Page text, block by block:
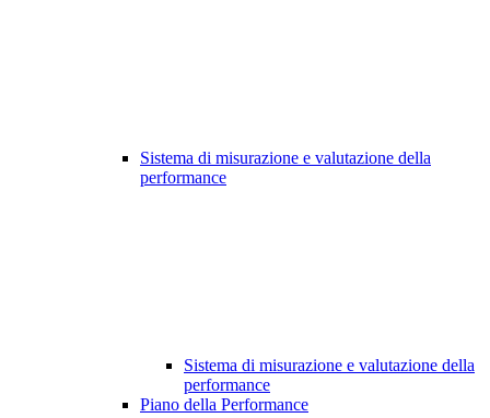
Sistema di misurazione e valutazione della
performance
Sistema di misurazione e valutazione della
performance
Piano della Performance